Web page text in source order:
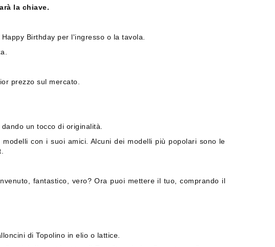
la chiave.
Birthday per l'ingresso o la tavola.
prezzo sul mercato.
un tocco di originalità.
con i suoi amici. Alcuni dei modelli più popolari sono le
fantastico, vero? Ora puoi mettere il tuo, comprando il
di Topolino in elio o lattice.